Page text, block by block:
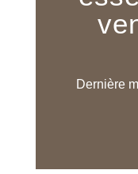
Dernière